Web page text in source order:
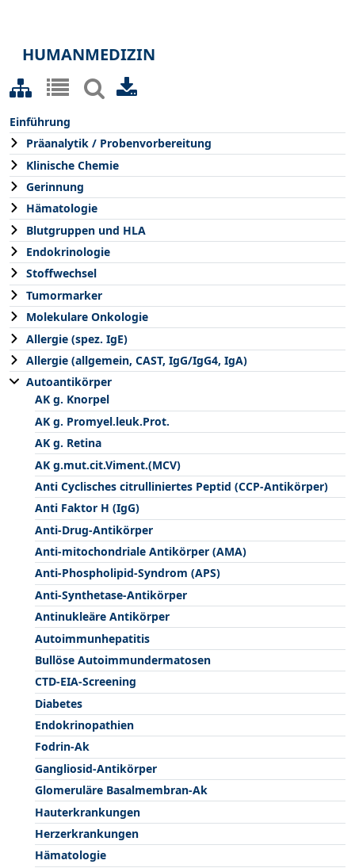
HUMANMEDIZIN
Einführung
Präanalytik / Probenvorbereitung
Klinische Chemie
Gerinnung
Hämatologie
Blutgruppen und HLA
Endokrinologie
Stoffwechsel
Tumormarker
Molekulare Onkologie
Allergie (spez. IgE)
Allergie (allgemein, CAST, IgG/IgG4, IgA)
Autoantikörper
AK g. Knorpel
AK g. Promyel.leuk.Prot.
AK g. Retina
AK g.mut.cit.Viment.(MCV)
Anti Cyclisches citrulliniertes Peptid (CCP-Antikörper)
Anti Faktor H (IgG)
Anti-Drug-Antikörper
Anti-mitochondriale Antikörper (AMA)
Anti-Phospholipid-Syndrom (APS)
Anti-Synthetase-Antikörper
Antinukleäre Antikörper
Autoimmunhepatitis
Bullöse Autoimmundermatosen
CTD-EIA-Screening
Diabetes
Endokrinopathien
Fodrin-Ak
Gangliosid-Antikörper
Glomeruläre Basalmembran-Ak
Hauterkrankungen
Herzerkrankungen
Hämatologie